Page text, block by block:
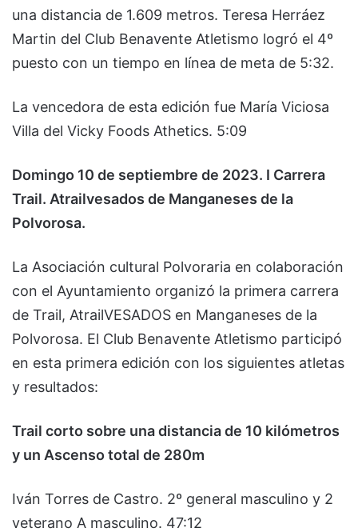
una distancia de 1.609 metros. Teresa Herráez
Martin del Club Benavente Atletismo logró el 4º
puesto con un tiempo en línea de meta de 5:32.
La vencedora de esta edición fue María Viciosa
Villa del Vicky Foods Athetics. 5:09
Domingo 10 de septiembre de 2023. I Carrera
Trail. Atrailvesados de Manganeses de la
Polvorosa.
La Asociación cultural Polvoraria en colaboración
con el Ayuntamiento organizó la primera carrera
de Trail, AtrailVESADOS en Manganeses de la
Polvorosa. El Club Benavente Atletismo participó
en esta primera edición con los siguientes atletas
y resultados:
Trail corto sobre una distancia de 10 kilómetros
y un Ascenso total de 280m
Iván Torres de Castro. 2º general masculino y 2
veterano A masculino. 47:12